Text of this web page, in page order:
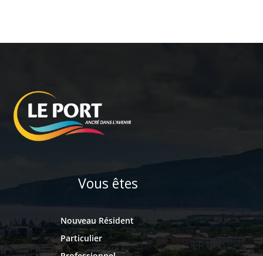
Vous êtes
Nouveau Résident
Particulier